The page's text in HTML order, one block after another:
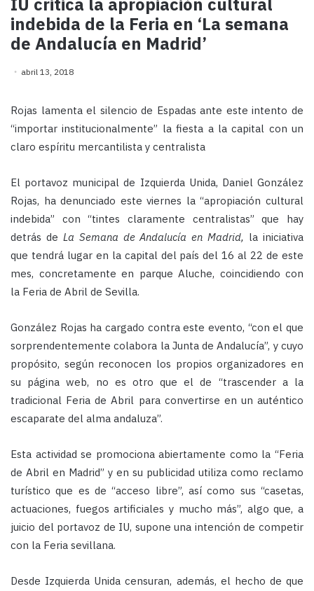
indebida de la Feria en ‘La semana
de Andalucía en Madrid’
abril 13, 2018
Rojas lamenta el silencio de Espadas ante este intento de
“importar institucionalmente” la fiesta a la capital con un
claro espíritu mercantilista y centralista
El portavoz municipal de Izquierda Unida, Daniel González
Rojas, ha denunciado este viernes la “apropiación cultural
indebida” con “tintes claramente centralistas” que hay
detrás de La Semana de Andalucía en Madrid, la iniciativa
que tendrá lugar en la capital del país del 16 al 22 de este
mes, concretamente en parque Aluche, coincidiendo con
la Feria de Abril de Sevilla.
González Rojas ha cargado contra este evento, “con el que
sorprendentemente colabora la Junta de Andalucía”, y cuyo
propósito, según reconocen los propios organizadores en
su página web, no es otro que el de “trascender a la
tradicional Feria de Abril para convertirse en un auténtico
escaparate del alma andaluza”.
Esta actividad se promociona abiertamente como la “Feria
de Abril en Madrid” y en su publicidad utiliza como reclamo
turístico que es de “acceso libre”, así como sus “casetas,
actuaciones, fuegos artificiales y mucho más”, algo que, a
juicio del portavoz de IU, supone una intención de competir
con la Feria sevillana.
Desde Izquierda Unida censuran, además, el hecho de que